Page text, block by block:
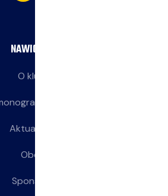
NAWIGACJA
O klubie
treningów
Aktualności
Obozy
Sponsorzy